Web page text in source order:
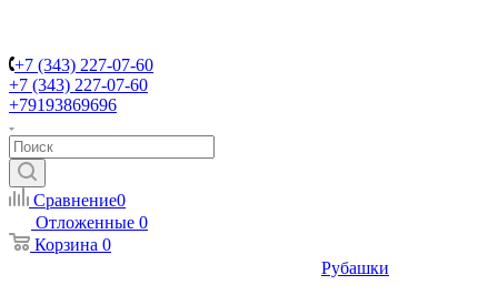
+7 (343) 227-07-60
+7 (343) 227-07-60
+79193869696
Сравнение0
Отложенные 0
Корзина 0
Рубашки